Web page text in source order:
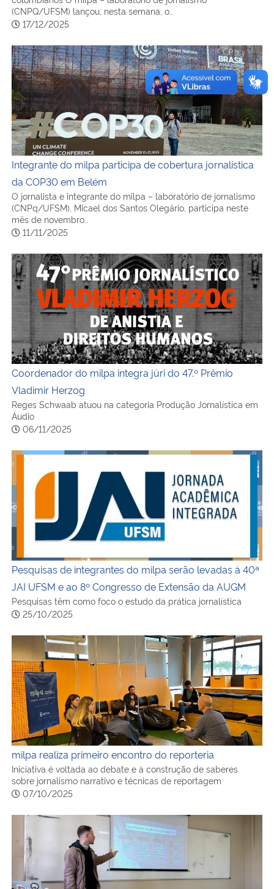
(CNPQ/UFSM) lançou, nesta semana, o…
17/12/2025
Integrante do milpa participa de cobertura jornalística da
Integrante do milpa participa de cobertura jornalística
da COP30 em Belém
O jornalista e integrante do milpa – laboratório de jornalismo
(CNPq/UFSM), Micael dos Santos Olegário, participa neste
mês de novembro…
11/11/2025
Coordenador do milpa integra júri do 47.º Prêmio
Coordenador do milpa integra júri do 47.º Prêmio
Vladimir Herzog
Reges Schwaab atuou na categoria Produção Jornalística em
Áudio
06/11/2025
Pesquisas de integrantes do milpa serão levadas à 40ª
Pesquisas de integrantes do milpa serão levadas à 40ª
JAI UFSM e ao 8º Congresso de Extensão da AUGM
Pesquisas têm como foco o estudo da prática jornalística
25/10/2025
milpa realiza primeiro encontro do reporteria
milpa realiza primeiro encontro do reporteria
Iniciativa é voltada ao debate e à construção de saberes
sobre jornalismo narrativo e técnicas de reportagem
07/10/2025
Doutorando do milpa realiza oficinas sobre crônica nos